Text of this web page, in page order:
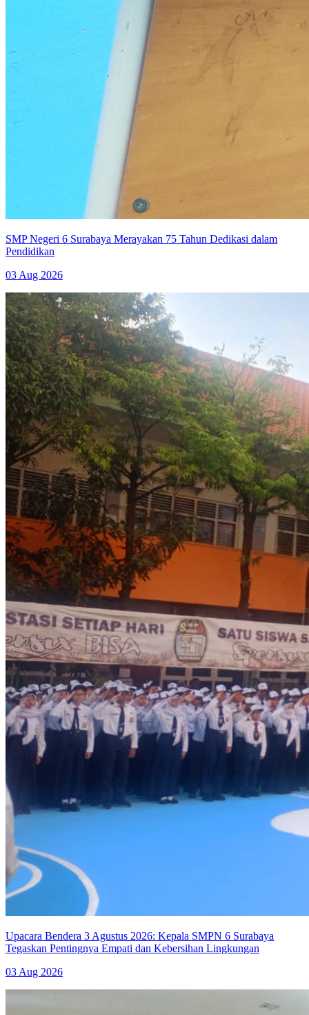
SMP Negeri 6 Surabaya Merayakan 75 Tahun Dedikasi dalam
Pendidikan
03 Aug 2026
Upacara Bendera 3 Agustus 2026: Kepala SMPN 6 Surabaya
Tegaskan Pentingnya Empati dan Kebersihan Lingkungan
03 Aug 2026